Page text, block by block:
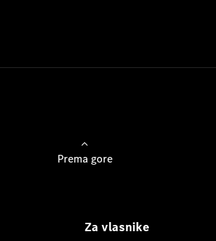
Prema gore
Za vlasnike